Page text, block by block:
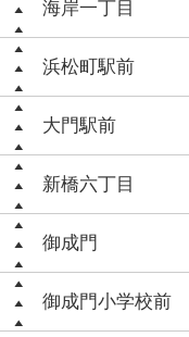
海岸一丁目
浜松町駅前
大門駅前
新橋六丁目
御成門
御成門小学校前